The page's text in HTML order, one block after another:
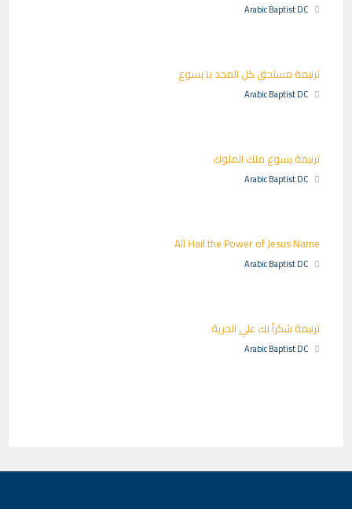
Arabic Baptist DC
ترنيمة مستحق كل المجد يا يسوع
Arabic Baptist DC
ترنيمة يسوع ملك الملوك
Arabic Baptist DC
All Hail the Power of Jesus Name
Arabic Baptist DC
ترنيمة شكراً لك علي الحرية
Arabic Baptist DC